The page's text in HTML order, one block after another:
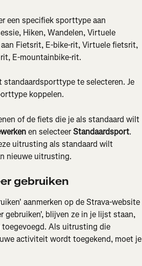
een specifiek sporttype aan
Hiken, Wandelen, Virtuele
Fietsrit, E-bike-rit, Virtuele fietsrit,
E-mountainbike-rit.
te selecteren. Je
koppelen.
of de fiets die je als standaard wilt
en selecteer Standaardsport.
uitrusting als standaard wilt
nieuwe uitrusting.
gebruiken
aanmerken op de Strava-website
gebruiken', blijven ze in je lijst staan,
toegevoegd. Als uitrusting die
activiteit wordt toegekend, moet je